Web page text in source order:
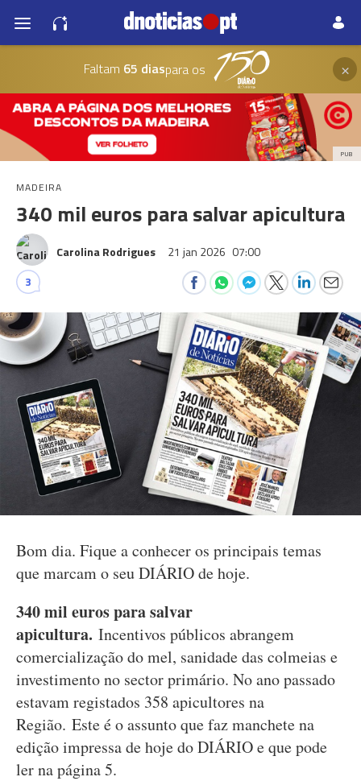
Faltam 65 diaspara os ×
PUB
MADEIRA
340 mil euros para salvar apicultura
Carolina Rodrigues 21 jan 2026 07:00
3
Bom dia. Fique a conhecer os principais temas
que marcam o seu DIÁRIO de hoje.
340 mil euros para salvar
apicultura. Incentivos públicos abrangem
comercialização do mel, sanidade das colmeias e
investimento no sector primário. No ano passado
estavam registados 358 apicultores na
Região. Este é o assunto que faz manchete na
edição impressa de hoje do DIÁRIO e que pode
ler na página 5.